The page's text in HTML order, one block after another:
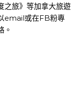
之旅》等加拿大旅遊
email或在FB粉專
。